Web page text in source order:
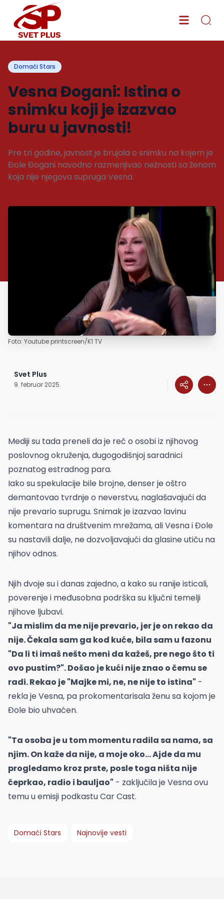
Domaći Stars
Vesna Đogani: Istina o
snimku koji je izazvao
buru u javnosti!
Pre tri godine, javnost je brujala o snimku na kojem je
Đole Đogani navodno razmenjivao nežnosti sa ženom
koja nije njegova supruga Vesna.
Foto: Youtube printscreen/K1 TV
Svet Plus
9. februar 2025.
Mediji su tada preneli da je reč o osobi iz njihovog
poslovnog okruženja, dugogodišnjoj saradnici
poznatog estradnog para.
Iako su spekulacije bile brojne, denser je oštro
demantovao tvrdnje o neverstvu, naglašavajući da
nije prevario suprugu. Snimak je izazvao lavinu
komentara na društvenim mrežama, ali Vesna i Đole
su nastavili dalje, ne dozvoljavajući da glasine utiču na
njihov odnos.
Njih dvoje su i danas zajedno, a kako su ranije isticali,
poverenje i međusobna podrška su ključni temelji
njihove ljubavi.
"Ja mislim da me nije prevario, jer je on rekao da
nije. Čekala sam ga kod kuće, bila sam u fazonu
"Da li ti imaš nešto meni da kažeš, pre nego što ti
ovo pustim?". Došao je kući nije znao o čemu se
radi. Rekao je "Majke mi, ne, ne nije to istina" -
rekla je Vesna, pa prokomentarisala ženu sa kojom je
Đole bio uhvaćen.
"Ta osoba je u tom momentu radila sa nama, sa
njim. On kaže da nije, a moje oko... Ajde da mu
progledamo kroz prste, posle toga ništa nije
čeprkao, radio i bauljao" - zaključila je Vesna ovu
temu u emisji podkastu Car Cast.
Domaći Stars Najnovije vesti